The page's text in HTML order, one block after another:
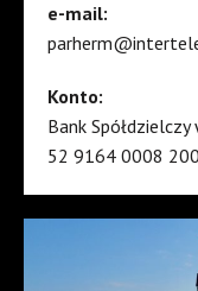
e-mail:
Konto:
Bank Spółdzielczy
52 9164 0008